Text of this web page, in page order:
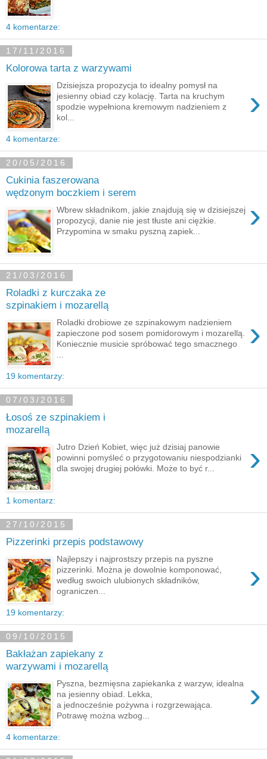
4 komentarze:
17/11/2016
Kolorowa tarta z warzywami
›
Dzisiejsza propozycja to idealny pomysł na
jesienny obiad czy kolację. Tarta na kruchym
spodzie wypełniona kremowym nadzieniem z
kol...
4 komentarze:
20/05/2016
Cukinia faszerowana
wędzonym boczkiem i serem
›
Wbrew składnikom, jakie znajdują się w dzisiejszej
propozycji, danie nie jest tłuste ani ciężkie.
Przypomina w smaku pyszną zapiek...
21/03/2016
Roladki z kurczaka ze
szpinakiem i mozarellą
›
Roladki drobiowe ze szpinakowym nadzieniem
zapieczone pod sosem pomidorowym i mozarellą.
Koniecznie musicie spróbować tego smacznego
19 komentarzy:
07/03/2016
Łosoś ze szpinakiem i
mozarellą
›
Jutro Dzień Kobiet, więc już dzisiaj panowie
powinni pomyśleć o przygotowaniu niespodzianki
dla swojej drugiej połówki. Może to być r...
1 komentarz:
27/10/2015
Pizzerinki przepis podstawowy
›
Najlepszy i najprostszy przepis na pyszne
pizzerinki. Można je dowolnie komponować,
według swoich ulubionych składników,
ograniczen...
19 komentarzy:
09/10/2015
Bakłażan zapiekany z
warzywami i mozarellą
›
Pyszna, bezmięsna zapiekanka z warzyw, idealna
na jesienny obiad. Lekka,
a jednocześnie pożywna i rozgrzewająca.
Potrawę można wzbog...
4 komentarze: